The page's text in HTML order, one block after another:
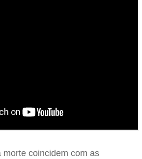
morte coincidem com as